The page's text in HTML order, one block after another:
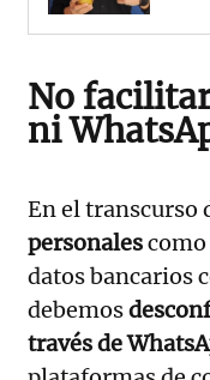
No
ni
En el transcurso
personales
datos bancarios
debemos
través de